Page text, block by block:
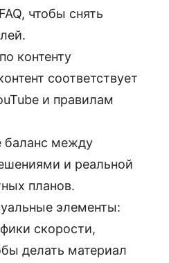
чтобы снять
контенту
соответствует
и правилам
баланс между
и реальной
планов.
элементы:
скорости,
делать материал